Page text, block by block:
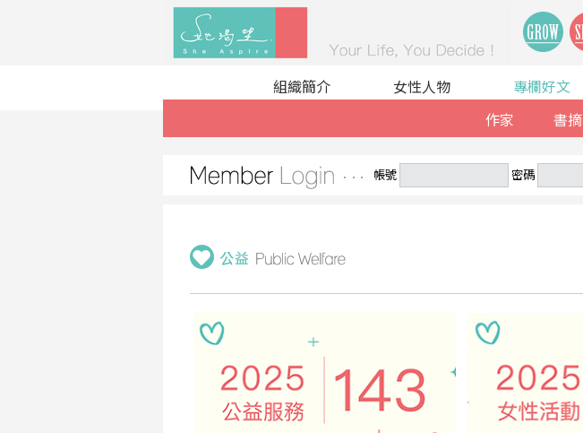
組織簡介 女性人物
專欄好文
作家
書摘
帳號 密碼